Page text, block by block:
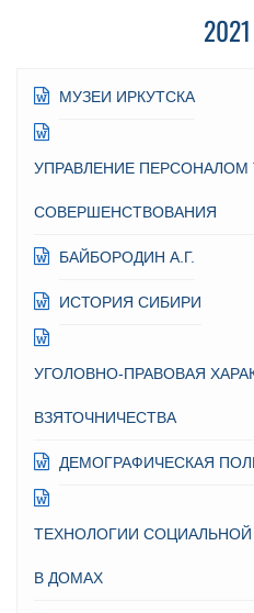
МУЗЕИ ИРКУТСКА
УПРАВЛЕНИЕ ПЕРСОНАЛОМ
СОВЕРШЕНСТВОВАНИЯ
БАЙБОРОДИН А.Г.
ИСТОРИЯ СИБИРИ
УГОЛОВНО-ПРАВОВАЯ
ВЗЯТОЧНИЧЕСТВА
ДЕМОГРАФИЧЕСКАЯ
ТЕХНОЛОГИИ
В ДОМАХ